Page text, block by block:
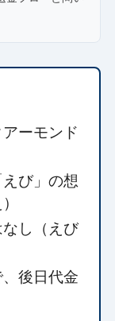
ーモンド
び」の想
し（えび
後日代金